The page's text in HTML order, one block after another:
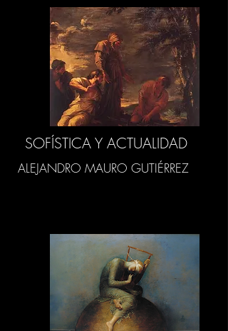
SOFÍSTICA Y ACTUALIDAD
ALEJANDRO MAURO GUTIÉRREZ